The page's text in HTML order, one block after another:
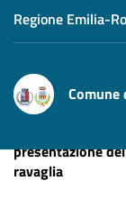
Regione Emilia-
Comune
presentazione
ravaglia